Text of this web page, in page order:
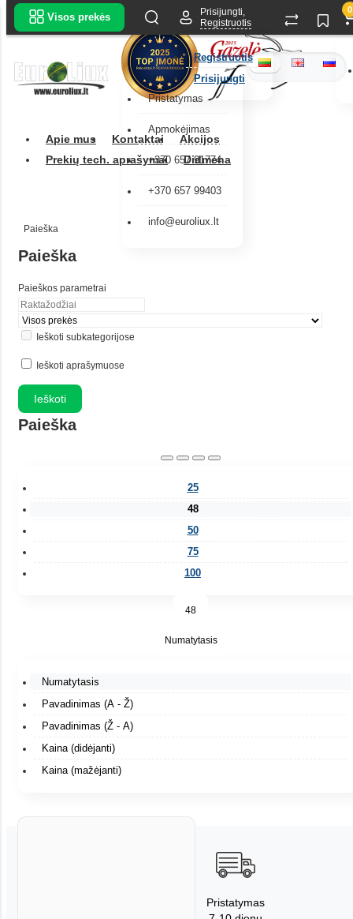
Pristatymas
Apmokėjimas
+370 657 91774
+370 657 99403
info@euroliux.lt
Apie mus Kontaktai
Akcijos
Prekių tech. aprašymai
Didmena
Visos prekės
Prisijungti,
Registruotis
Registruotis
Prisijungti
0
Paieška
Paieška
Paieškos parametrai
Ieškoti subkategorijose
Ieškoti aprašymuose
Paieška
25
48
50
75
100
48
Numatytasis
Numatytasis
Pavadinimas (A - Ž)
Pavadinimas (Ž - A)
Kaina (didėjanti)
Kaina (mažėjanti)
Pristatymas